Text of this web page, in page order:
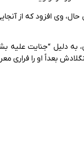
وی افزود که از
به دلیل “جنایت